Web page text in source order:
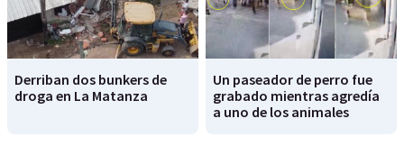
Derriban dos bunkers de
droga en La Matanza
Un paseador de perro fue
grabado mientras agredía
a uno de los animales